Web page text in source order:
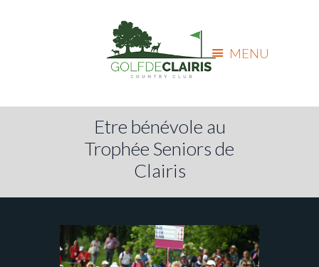
MENU
Etre bénévole au
Trophée Seniors de
Clairis